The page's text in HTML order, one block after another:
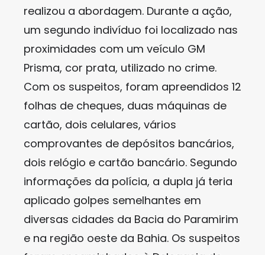
realizou a abordagem. Durante a ação,
um segundo indivíduo foi localizado nas
proximidades com um veículo GM
Prisma, cor prata, utilizado no crime.
Com os suspeitos, foram apreendidos 12
folhas de cheques, duas máquinas de
cartão, dois celulares, vários
comprovantes de depósitos bancários,
dois relógio e cartão bancário. Segundo
informações da polícia, a dupla já teria
aplicado golpes semelhantes em
diversas cidades da Bacia do Paramirim
e na região oeste da Bahia. Os suspeitos